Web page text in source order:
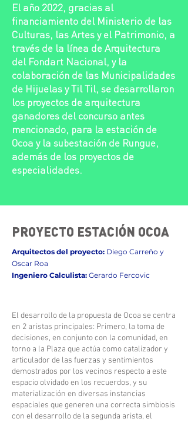
El año 2022, gracias al
financiamiento del Ministerio de las
Culturas, las Artes y el Patrimonio, a
través de la línea de Arquitectura
del Fondart Nacional, y la
colaboración de las Municipalidades
de Hijuelas y Til Til, se desarrollaron
los proyectos de arquitectura
ganadores del concurso antes
mencionado, para la estación de
Ocoa y la subestación de Rungue,
además de los proyectos de
especialidades.
PROYECTO ESTACIÓN OCOA
Arquitectos del proyecto: Diego Carreño y
Oscar Roa
Ingeniero Calculista: Gerardo Fercovic
El desarrollo de la propuesta de Ocoa se centra
en 2 aristas principales: Primero, la toma de
decisiones, en conjunto con la comunidad, en
torno a la Plaza que actúa como catalizador y
articulador de las fuerzas y sentimientos
demostrados por los vecinos respecto a este
espacio olvidado en los recuerdos, y su
materialización en diversas instancias
espaciales que generen una correcta simbiosis
con el desarrollo de la segunda arista, el